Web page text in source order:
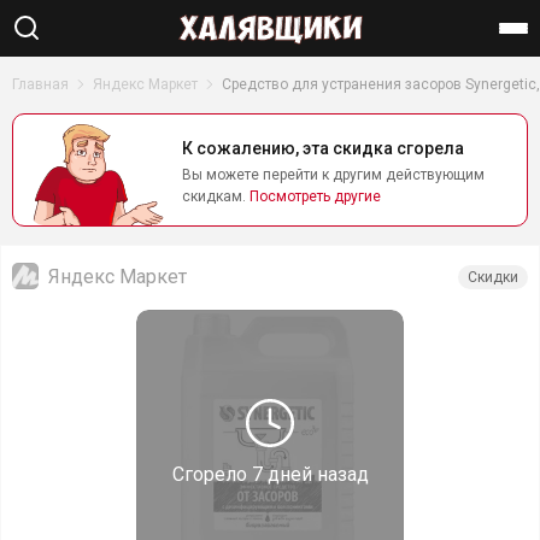
Найти
Главная Яндекс Маркет Средство для устранения засоров
К сожалению, эта скидка сгорела
Вы можете перейти к другим действующим
скидкам. Посмотреть другие
Сгорело 7 дней назад
Яндекс Маркет Скидки